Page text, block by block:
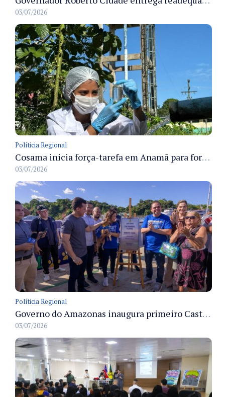
03/07/2026
Políticia Regional
Cosama inicia força-tarefa em Anamã para fortalecer abastecimento de água e segurança hídrica da população
03/07/2026
Políticia Regional
Governo do Amazonas inaugura primeiro Castramóvel Fluvial para atendimento veterinário às comunidades ribeirinhas e castração gratuita
03/07/2026